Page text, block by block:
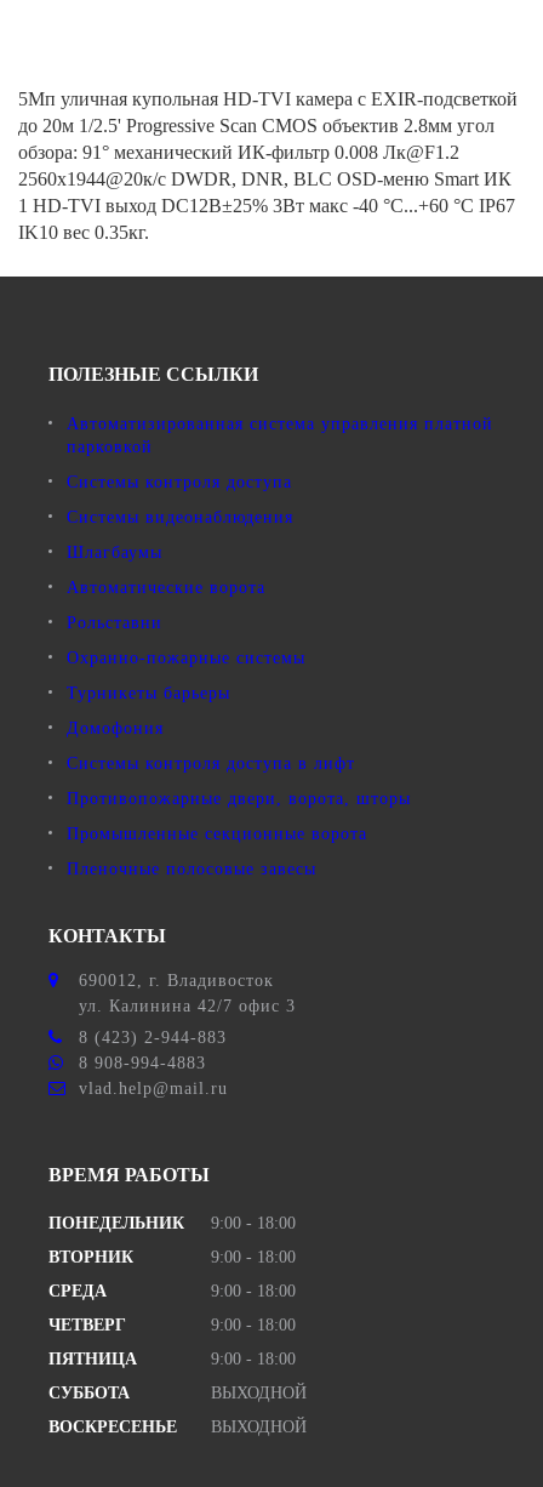
5Мп уличная купольная HD-TVI камера с EXIR-подсветкой
до 20м 1/2.5' Progressive Scan CMOS объектив 2.8мм угол
обзора: 91° механический ИК-фильтр 0.008 Лк@F1.2
2560x1944@20к/с DWDR, DNR, BLC OSD-меню Smart ИК
1 HD-TVI выход DC12В±25% 3Вт макс -40 °C...+60 °C IP67
IK10 вес 0.35кг.
ПОЛЕЗНЫЕ ССЫЛКИ
Автоматизированная система управления платной
парковкой
Системы контроля доступа
Системы видеонаблюдения
Шлагбаумы
Автоматические ворота
Рольставни
Охранно-пожарные системы
Турникеты барьеры
Домофония
Системы контроля доступа в лифт
Противопожарные двери, ворота, шторы
Промышленные секционные ворота
Пленочные полосовые завесы
КОНТАКТЫ
690012, г. Владивосток
ул. Калинина 42/7 офис 3
8 (423) 2-944-883
8 908-994-4883
vlad.help@mail.ru
ВРЕМЯ РАБОТЫ
ПОНЕДЕЛЬНИК
9:00 - 18:00
ВТОРНИК
9:00 - 18:00
СРЕДА
9:00 - 18:00
ЧЕТВЕРГ
9:00 - 18:00
ПЯТНИЦА
9:00 - 18:00
СУББОТА
ВЫХОДНОЙ
ВОСКРЕСЕНЬЕ
ВЫХОДНОЙ